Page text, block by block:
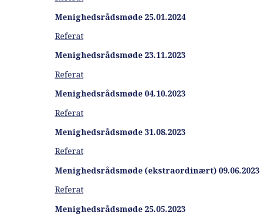
Menighedsrådsmøde 25.01.2024
Referat
Menighedsrådsmøde 23.11.2023
Referat
Menighedsrådsmøde 04.10.2023
Referat
Menighedsrådsmøde 31.08.2023
Referat
Menighedsrådsmøde (ekstraordinært) 09.06.2023
Referat
Menighedsrådsmøde 25.05.2023